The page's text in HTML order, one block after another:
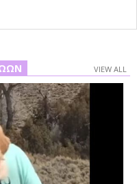
VIEW ALL